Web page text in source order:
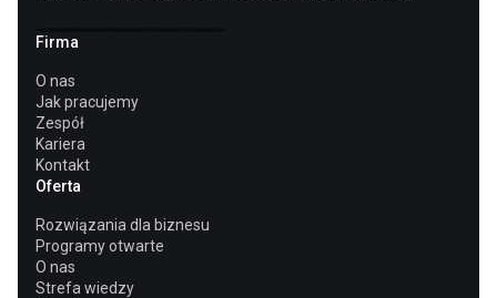
Firma
O nas
Jak pracujemy
Zespół
Kariera
Kontakt
Oferta
Rozwiązania dla biznesu
Programy otwarte
O nas
Strefa wiedzy